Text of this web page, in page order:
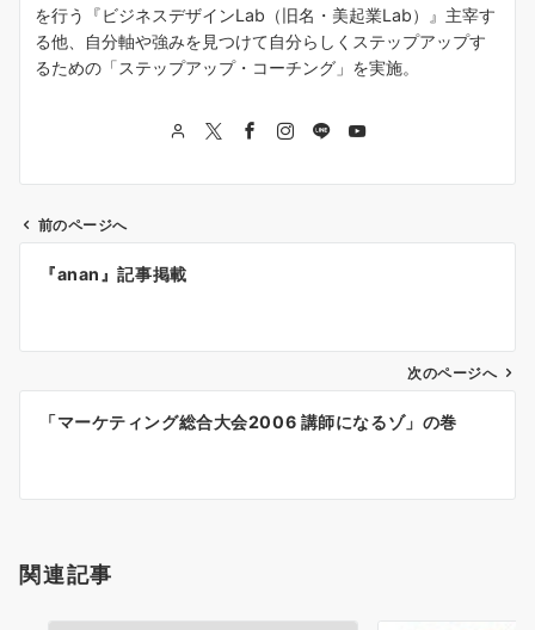
を行う『ビジネスデザインLab（旧名・美起業Lab）』主宰す
る他、自分軸や強みを見つけて自分らしくステップアップす
るための「ステップアップ・コーチング」を実施。
シ
ン
前のページへ
『anan』記事掲載
次のページへ
「マーケティング総合大会2006 講師になるゾ」の巻
関連記事